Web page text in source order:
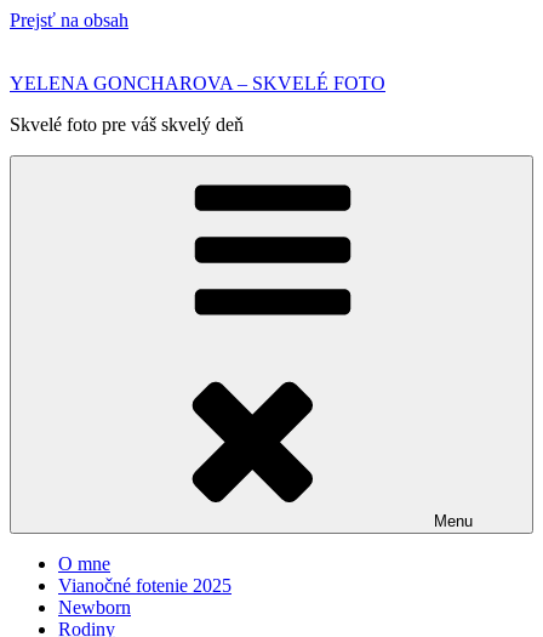
Prejsť na obsah
YELENA GONCHAROVA – SKVELÉ FOTO
Skvelé foto pre váš skvelý deň
Menu
O mne
Vianočné fotenie 2025
Newborn
Rodiny